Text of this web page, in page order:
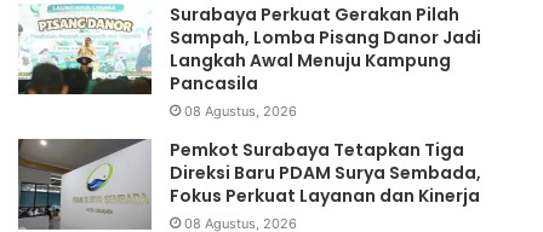
Surabaya Perkuat Gerakan Pilah
Sampah, Lomba Pisang Danor Jadi
Langkah Awal Menuju Kampung
Pancasila
08 Agustus, 2026
Pemkot Surabaya Tetapkan Tiga
Direksi Baru PDAM Surya Sembada,
Fokus Perkuat Layanan dan Kinerja
08 Agustus, 2026